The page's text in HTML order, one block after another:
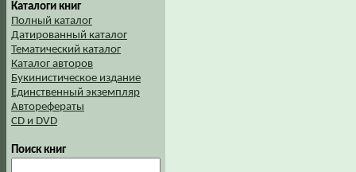
Каталоги книг
Полный каталог
Датированный каталог
Тематический каталог
Каталог авторов
Букинистическое издание
Единственный экземпляр
Авторефераты
CD и DVD
Поиск книг